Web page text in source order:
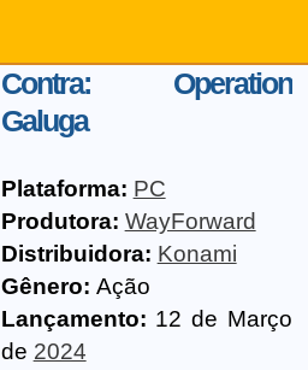
Contra: Operation
Galuga
Plataforma: PC
Produtora: WayForward
Distribuidora: Konami
Gênero: Ação
Lançamento: 12 de Março
de 2024